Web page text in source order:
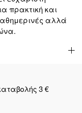
πρακτική και
αλλά
3 €